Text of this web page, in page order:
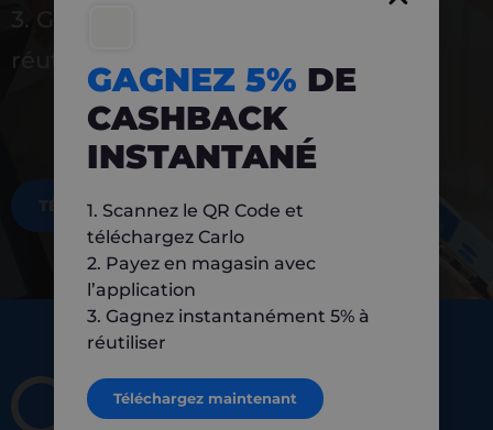
3. Gagnez instantanément 5 % à
réutiliser
TÉLÉCHARGEZ MAINTENANT
GAGNEZ 5% DE
CASHBACK
INSTANTANÉ
1. Scannez le QR Code et
téléchargez Carlo
2. Payez en magasin avec
l’application
3. Gagnez instantanément 5% à
réutiliser
Téléchargez maintenant